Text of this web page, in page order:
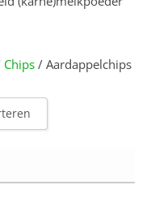
Chips / Aardappelchips